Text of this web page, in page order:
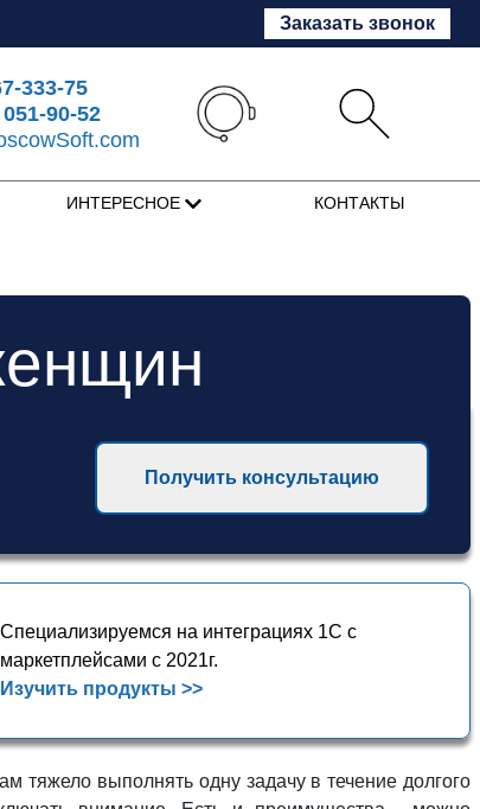
Заказать звонок
333-75
90-52
ИНТЕРЕСНОЕ КОНТАКТЫ
Получить консультацию
Специализируемся на интеграциях 1С с
маркетплейсами с 2021г.
Изучить продукты >>
тяжело выполнять одну задачу в течение долгого